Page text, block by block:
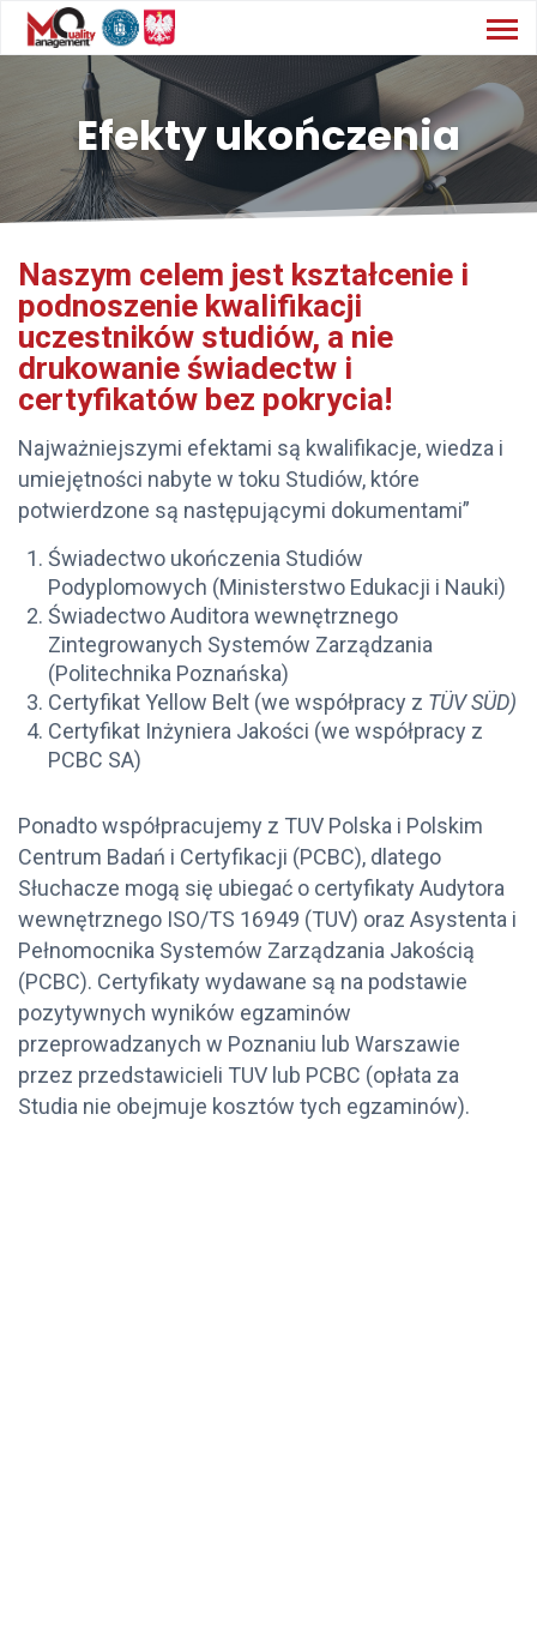
Efekty ukończenia
Naszym celem jest kształcenie i
podnoszenie kwalifikacji
uczestników studiów, a nie
drukowanie świadectw i
certyfikatów bez pokrycia!
Najważniejszymi efektami są kwalifikacje, wiedza i
umiejętności nabyte w toku Studiów, które
potwierdzone są następującymi dokumentami”
Świadectwo ukończenia Studiów
Podyplomowych (Ministerstwo Edukacji i Nauki)
Świadectwo Auditora wewnętrznego
Zintegrowanych Systemów Zarządzania
(Politechnika Poznańska)
Certyfikat Yellow Belt (we współpracy z TÜV SÜD)
Certyfikat Inżyniera Jakości (we współpracy z
PCBC SA)
Ponadto współpracujemy z TUV Polska i Polskim
Centrum Badań i Certyfikacji (PCBC), dlatego
Słuchacze mogą się ubiegać o certyfikaty Audytora
wewnętrznego ISO/TS 16949 (TUV) oraz Asystenta i
Pełnomocnika Systemów Zarządzania Jakością
(PCBC). Certyfikaty wydawane są na podstawie
pozytywnych wyników egzaminów
przeprowadzanych w Poznaniu lub Warszawie
przez przedstawicieli TUV lub PCBC (opłata za
Studia nie obejmuje kosztów tych egzaminów).